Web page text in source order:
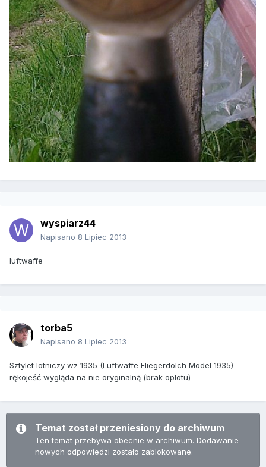
wyspiarz44
Napisano 8 Lipiec 2013
luftwaffe
torba5
Napisano 8 Lipiec 2013
Sztylet lotniczy wz 1935 (Luftwaffe Fliegerdolch Model 1935)
rękojeść wygląda na nie oryginalną (brak oplotu)
Temat został przeniesiony do archiwum
Ten temat przebywa obecnie w archiwum. Dodawanie
nowych odpowiedzi zostało zablokowane.